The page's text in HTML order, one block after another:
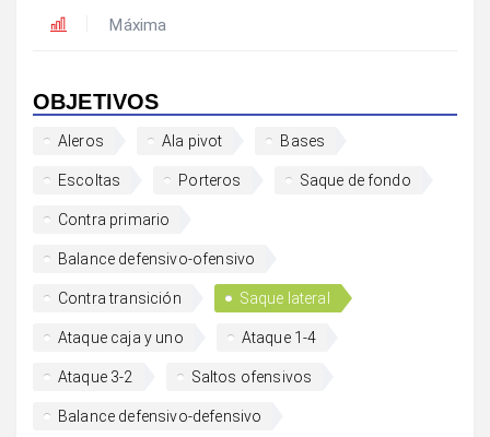
Máxima
OBJETIVOS
Aleros Ala pivot Bases
Escoltas Porteros Saque de fondo
Contra primario
Balance defensivo-ofensivo
Contra transición Saque lateral
Ataque caja y uno Ataque 1-4
Ataque 3-2 Saltos ofensivos
Balance defensivo-defensivo